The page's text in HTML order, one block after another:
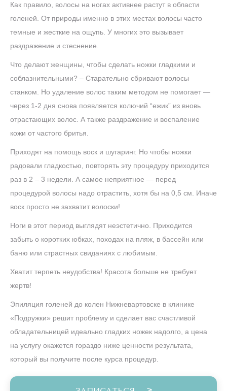
Как правило, волосы на ногах активнее растут в области
голеней. От природы именно в этих местах волосы часто
темные и жесткие на ощупь. У многих это вызывает
раздражение и стеснение.
Что делают женщины, чтобы сделать ножки гладкими и
соблазнительными? – Старательно сбривают волосы
станком. Но удаление волос таким методом не помогает —
через 1-2 дня снова появляется колючий “ежик” из вновь
отрастающих волос. А также раздражение и воспаление
кожи от частого бритья.
Приходят на помощь воск и шугаринг. Но чтобы ножки
радовали гладкостью, повторять эту процедуру приходится
раз в 2 – 3 недели. А самое неприятное — перед
процедурой волосы надо отрастить, хотя бы на 0,5 см. Иначе
воск просто не захватит волоски!
Ноги в этот период выглядят неэстетично. Приходится
забыть о коротких юбках, походах на пляж, в бассейн или
баню или страстных свиданиях с любимым.
Хватит терпеть неудобства! Красота больше не требует
жертв!
Эпиляция голеней до колен Нижневартовске в клинике
«Подружки» решит проблему и сделает вас счастливой
обладательницей идеально гладких ножек надолго, а цена
на услугу окажется гораздо ниже ценности результата,
который вы получите после курса процедур.